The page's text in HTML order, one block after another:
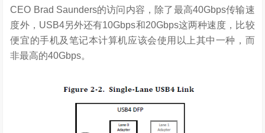
CEO Brad Saunders的访问内容，除了最高40Gbps传输速
度外，USB4另外还有10Gbps和20Gbps这两种速度，比较
便宜的手机及笔记本计算机应该会使用以上其中一种，而
非最高的40Gbps。